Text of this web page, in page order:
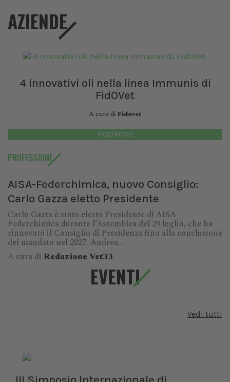
AZIENDE
4 innovativi oli nella linea Immunis di
FidOVet
A cura di Fidovet
POLTRONE
PROFESSIONE
AISA-Federchimica, nuovo Consiglio:
Carlo Gazza eletto Presidente
Carlo Gazza è stato eletto Presidente di AISA-
Federchimica durante l’Assemblea del 29 luglio, che ha
rinnovato il Consiglio di Presidenza fino alla conclusione
del mandato nel 2027. Andrea...
A cura di Redazione Vet33
EVENTI
Vedi tutti